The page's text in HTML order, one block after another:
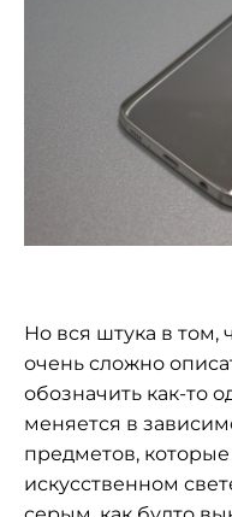
Но вся штука в том,
очень сложно
обозначить как-то
меняется в
предметов,
искусственном